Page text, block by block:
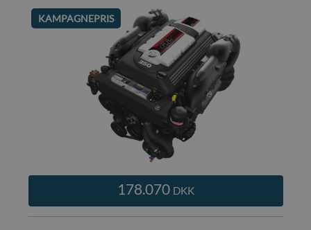
KAMPAGNEPRIS
178.070 DKK